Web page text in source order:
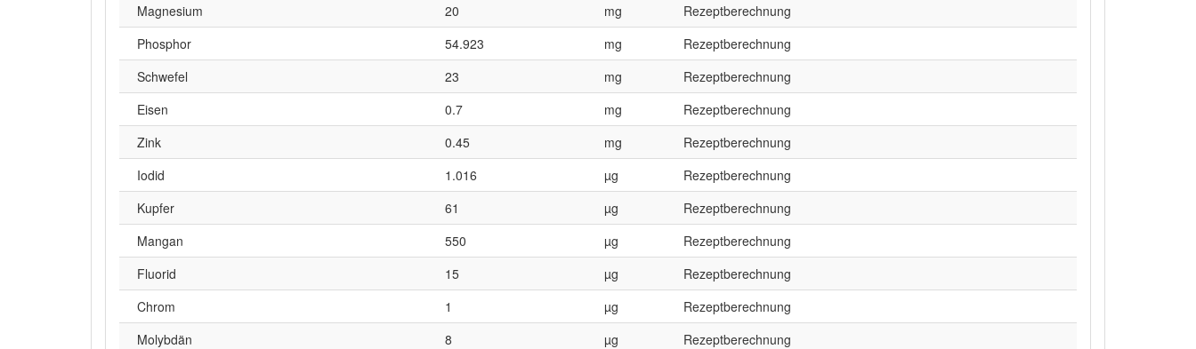
Magnesium
20 mg
Rezeptberechnung
Phosphor
54.923 mg
Rezeptberechnung
Schwefel
23 mg
Rezeptberechnung
Eisen
0.7 mg
Rezeptberechnung
Zink
0.45 mg
Rezeptberechnung
Iodid
1.016 µg
Rezeptberechnung
Kupfer
61 µg
Rezeptberechnung
Mangan
550 µg
Rezeptberechnung
Fluorid
15 µg
Rezeptberechnung
Chrom
1 µg
Rezeptberechnung
Molybdän
8 µg
Rezeptberechnung